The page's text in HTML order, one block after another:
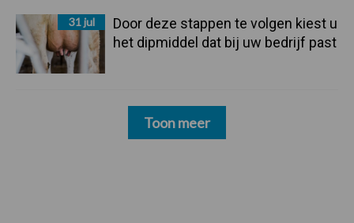
31 jul
Door deze stappen te volgen kiest u
het dipmiddel dat bij uw bedrijf past
Toon meer